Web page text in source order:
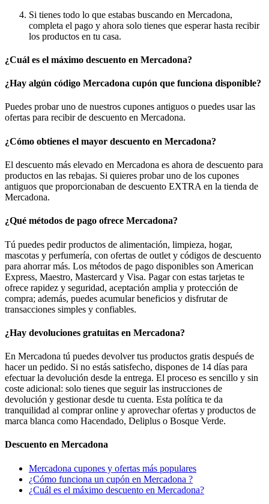
Si tienes todo lo que estabas buscando en Mercadona,
completa el pago y ahora solo tienes que esperar hasta recibir
los productos en tu casa.
¿Cuál es el máximo descuento en Mercadona?
¿Hay algún código Mercadona cupón que funciona disponible?
Puedes probar uno de nuestros cupones antiguos o puedes usar las
ofertas para recibir de descuento en Mercadona.
¿Cómo obtienes el mayor descuento en Mercadona?
El descuento más elevado en Mercadona es ahora de descuento para
productos en las rebajas. Si quieres probar uno de los cupones
antiguos que proporcionaban de descuento EXTRA en la tienda de
Mercadona.
¿Qué métodos de pago ofrece Mercadona?
Tú puedes pedir productos de alimentación, limpieza, hogar,
mascotas y perfumería, con ofertas de outlet y códigos de descuento
para ahorrar más. Los métodos de pago disponibles son American
Express, Maestro, Mastercard y Visa. Pagar con estas tarjetas te
ofrece rapidez y seguridad, aceptación amplia y protección de
compra; además, puedes acumular beneficios y disfrutar de
transacciones simples y confiables.
¿Hay devoluciones gratuitas en Mercadona?
En Mercadona tú puedes devolver tus productos gratis después de
hacer un pedido. Si no estás satisfecho, dispones de 14 días para
efectuar la devolución desde la entrega. El proceso es sencillo y sin
coste adicional: solo tienes que seguir las instrucciones de
devolución y gestionar desde tu cuenta. Esta política te da
tranquilidad al comprar online y aprovechar ofertas y productos de
marca blanca como Hacendado, Deliplus o Bosque Verde.
Descuento en Mercadona
Mercadona cupones y ofertas más populares
¿Cómo funciona un cupón en Mercadona ?
¿Cuál es el máximo descuento en Mercadona?